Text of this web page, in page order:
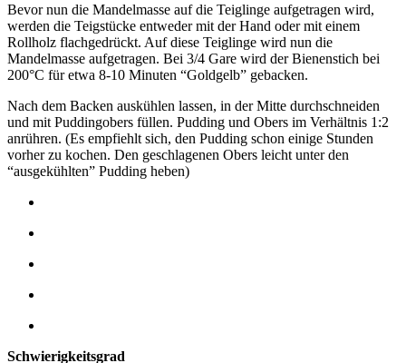
Bevor nun die Mandelmasse auf die Teiglinge aufgetragen wird,
werden die Teigstücke entweder mit der Hand oder mit einem
Rollholz flachgedrückt. Auf diese Teiglinge wird nun die
Mandelmasse aufgetragen. Bei 3/4 Gare wird der Bienenstich bei
200°C für etwa 8-10 Minuten “Goldgelb” gebacken.
Nach dem Backen auskühlen lassen, in der Mitte durchschneiden
und mit Puddingobers füllen. Pudding und Obers im Verhältnis 1:2
anrühren. (Es empfiehlt sich, den Pudding schon einige Stunden
vorher zu kochen. Den geschlagenen Obers leicht unter den
“ausgekühlten” Pudding heben)
Schwierigkeitsgrad